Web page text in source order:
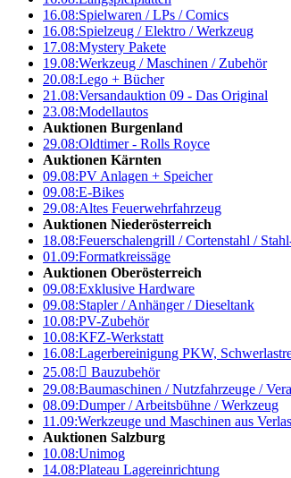
16.08:Spielwaren / LPs / Comics
16.08:Spielzeug / Elektro / Werkzeug
17.08:Mystery Pakete
19.08:Werkzeug / Maschinen / Zubehör
20.08:Lego + Bücher
21.08:Versandauktion 09 - Das Original
23.08:Modellautos
Auktionen Burgenland
29.08:Oldtimer - Rolls Royce
Auktionen Kärnten
09.08:PV Anlagen + Speicher
09.08:E-Bikes
29.08:Altes Feuerwehrfahrzeug
Auktionen Niederösterreich
18.08:Feuerschalengrill / Cortenstahl /
01.09:Formatkreissäge
Auktionen Oberösterreich
09.08:Exklusive Hardware
09.08:Stapler / Anhänger / Dieseltank
10.08:PV-Zubehör
10.08:KFZ-Werkstatt
16.08:Lagerbereinigung PKW,
25.08: Bauzubehör
29.08:Baumaschinen / Nutzfahrzeuge /
08.09:Dumper / Arbeitsbühne / Werkzeug
11.09:Werkzeuge und Maschinen aus
Auktionen Salzburg
10.08:Unimog
14.08:Plateau Lagereinrichtung